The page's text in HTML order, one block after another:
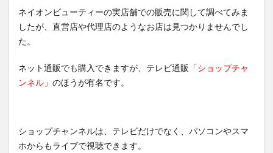
ネイオンビューティーの実店舗での販売に関して調べてみま
したが、直営店や代理店のようなお店は見つかりませんでし
た。
ネット通販でも購入できますが、テレビ通販「 ショップチャ
ンネル 」のほうが有名です。
ショップチャンネルは、テレビだけでなく、パソコンやスマ
ホからもライブで視聴できます。